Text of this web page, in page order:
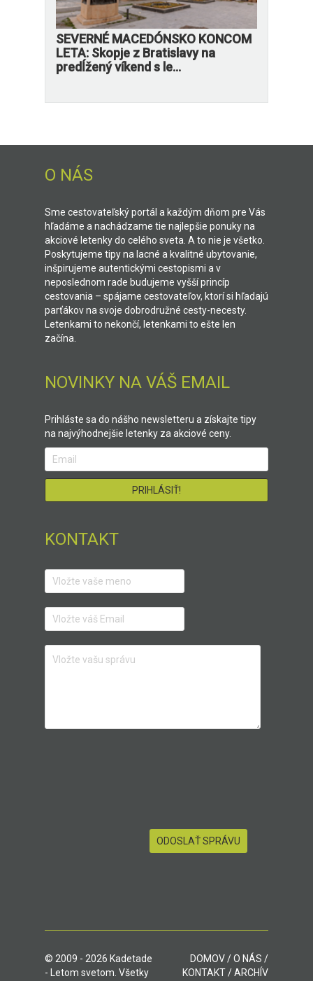
SEVERNÉ MACEDÓNSKO KONCOM
LETA: Skopje z Bratislavy na
predĺžený víkend s le...
O NÁS
Sme cestovateľský portál a každým dňom pre Vás
hľadáme a nachádzame tie najlepšie ponuky na
akciové letenky do celého sveta. A to nie je všetko.
Poskytujeme tipy na lacné a kvalitné ubytovanie,
inšpirujeme autentickými cestopismi a v
neposlednom rade budujeme vyšší princíp
cestovania – spájame cestovateľov, ktorí si hľadajú
parťákov na svoje dobrodružné cesty-necesty.
Letenkami to nekončí, letenkami to ešte len
začína.
NOVINKY NA VÁŠ EMAIL
Prihláste sa do nášho newsletteru a získajte tipy
na najvýhodnejšie letenky za akciové ceny.
KONTAKT
© 2009 - 2026 Kadetade
- Letom svetom. Všetky
DOMOV/O NÁS /
KONTAKT/ARCHÍV